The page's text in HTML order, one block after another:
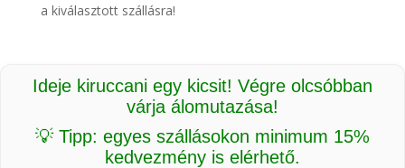
a kiválasztott szállásra!
Ideje kiruccani egy kicsit! Végre olcsóbban
várja álomutazása!
💡 Tipp: egyes szállásokon minimum 15%
kedvezmény is elérhető.